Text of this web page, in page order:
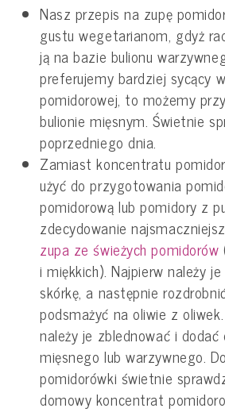
Nasz przepis na zupę
gustu wegetarianom, gdyż
ją na bazie bulionu
preferujemy bardziej sycący
pomidorowej, to możemy
bulionie mięsnym. Świetnie
poprzedniego dnia.
Zamiast koncentratu
użyć do przygotowania
pomidorową lub pomidory z
zdecydowanie
zupa ze świeżych pomidorów
i miękkich). Najpierw należy
skórkę, a następnie
podsmażyć na oliwie z
należy je zblednować i
mięsnego lub warzywnego.
pomidorówki świetnie
domowy koncentrat